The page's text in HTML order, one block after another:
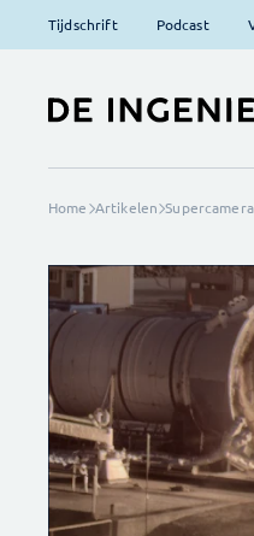
Tijdschrift Podcast
Home Artikelen